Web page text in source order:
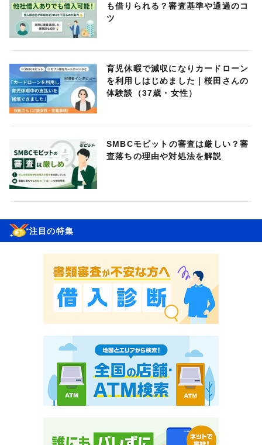
も借りられる？審査基準や通過のコ
ツ
育児休暇で減収になりカードローン
を利用しはじめました｜桜田さんの
体験談（37歳・女性）
SMBCモビットの審査は厳しい？審
査落ちの理由や対処法を解説
注目の特集